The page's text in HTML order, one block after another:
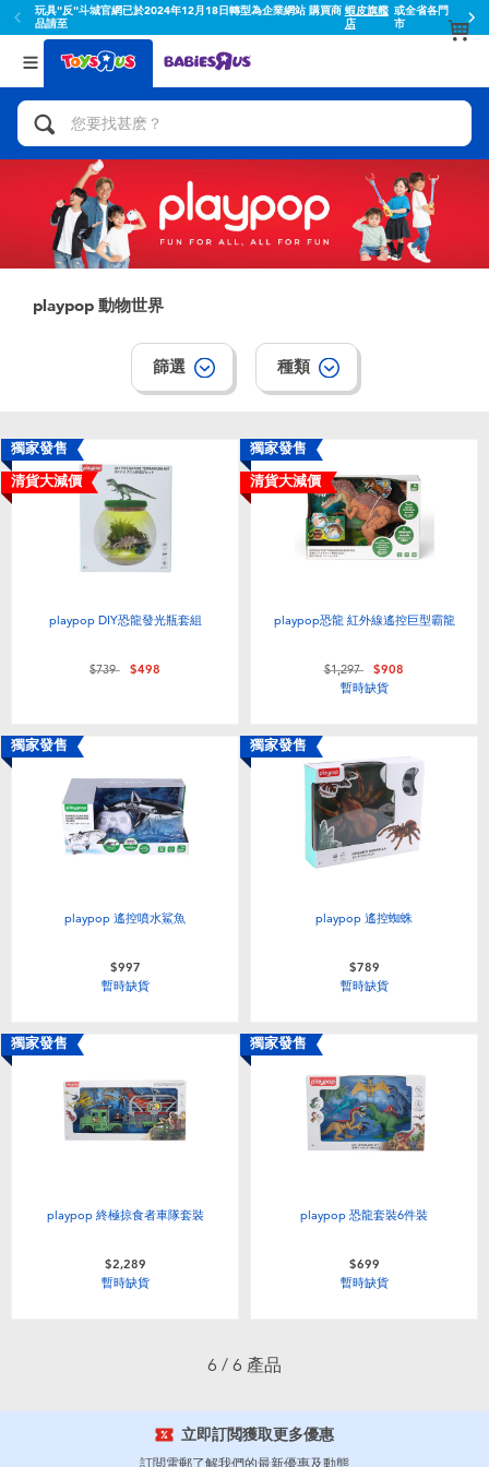
玩具"反"斗城官網已於2024年12月18日轉型為企業網站 購買商
品請至
蝦皮旗艦
店
或全省各門
市
返回
分類目錄
人氣英雄,角色扮演,射擊玩具
腳踏車,滑板車,騎乘車
拼砌組合及樂高LEGO
玩具車,貨車,火車及遙控系列
手工藝,文具,蠟筆,泥膠,畫板
娃娃, 芭比,收藏公仔
電子玩具
遊戲及拼圖系列
益智學習玩具
派對用品
角色扮演及造型系列
夏日
嬰兒及學前玩具
電池
任天堂 Switch
返回
品牌
Toy Story玩具總動員
Super Mario超級瑪利歐
52TOYS
Fuggler
Miniso名創優品
playpop
LEGO樂高
Barbie芭比
Disney Frozen迪士尼冰雪奇緣
NERF熱火
Play-Doh培樂多
playpop 動物世界
篩選 種類
獨家發售
清貨大減價
playpop DIY恐龍發光瓶套組
價格從
$739至$498
獨家發售
清貨大減價
playpop恐龍 紅外線遙控巨型霸龍
價格從
$1,297至$908
暫時缺貨
獨家發售
playpop 遙控噴水鯊魚
$997
暫時缺貨
獨家發售
playpop 遙控蜘蛛
$789
暫時缺貨
獨家發售
playpop 終極掠食者車隊套裝
$2,289
暫時缺貨
獨家發售
playpop 恐龍套裝6件裝
$699
暫時缺貨
6 / 6 產品
立即訂閲獲取更多優惠
訂閲電郵了解我們的最新優惠及動態